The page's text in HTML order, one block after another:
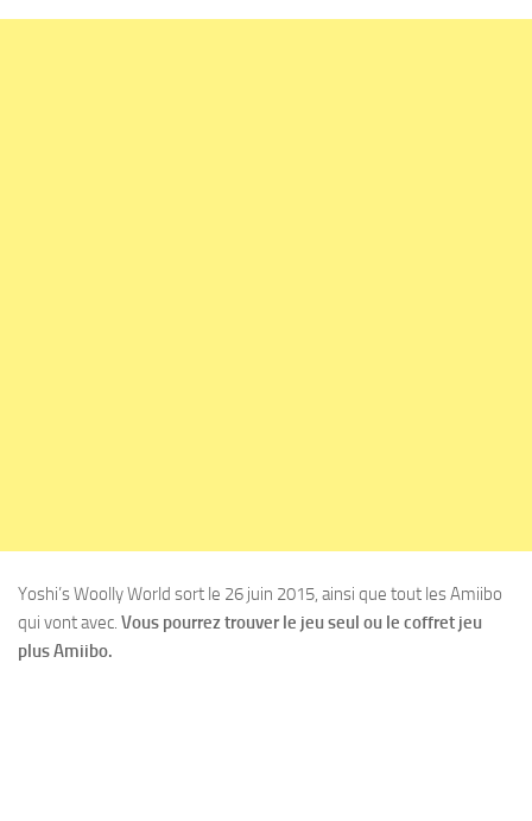
Yoshi’s Woolly World sort le 26 juin 2015, ainsi que tout les Amiibo
qui vont avec. Vous pourrez trouver le jeu seul ou le coffret jeu
plus Amiibo.